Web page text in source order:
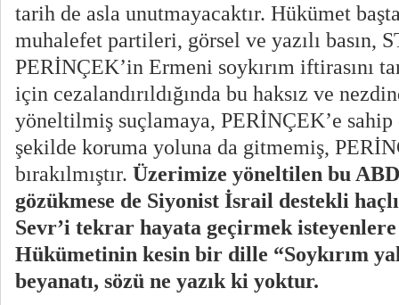
tarih de asla unutmayacaktır. Hükümet
muhalefet partileri, görsel ve yazılı basın,
PERİNÇEK’in Ermeni soykırım iftirasını
için cezalandırıldığında bu haksız ve
yöneltilmiş suçlamaya, PERİNÇEK’e sahip
şekilde koruma yoluna da gitmemiş,
bırakılmıştır. Üzerimize yöneltilen bu
gözükmese de Siyonist İsrail destekli
Sevr’i tekrar hayata geçirmek
Hükümetinin kesin bir dille “Soykırım
beyanatı, sözü ne yazık ki yoktur.